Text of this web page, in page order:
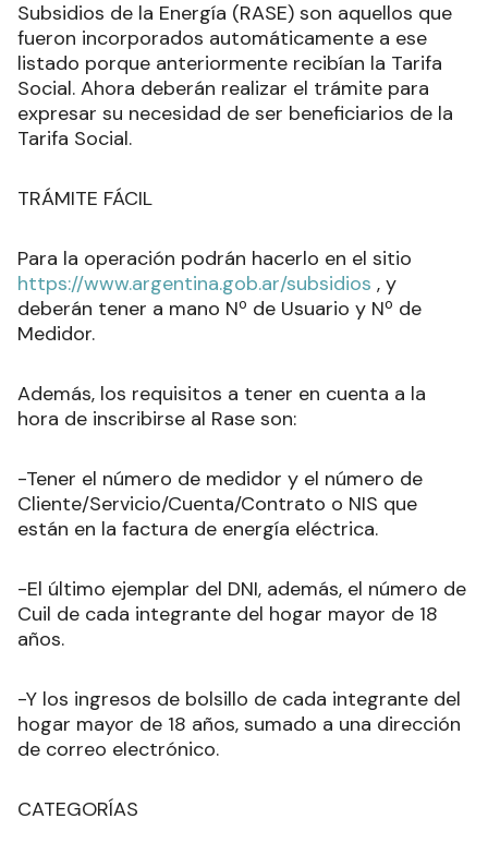
Subsidios de la Energía (RASE) son aquellos que
fueron incorporados automáticamente a ese
listado porque anteriormente recibían la Tarifa
Social. Ahora deberán realizar el trámite para
expresar su necesidad de ser beneficiarios de la
Tarifa Social.
TRÁMITE FÁCIL
Para la operación podrán hacerlo en el sitio
https://www.argentina.gob.ar/subsidios , y
deberán tener a mano Nº de Usuario y Nº de
Medidor.
Además, los requisitos a tener en cuenta a la
hora de inscribirse al Rase son:
-Tener el número de medidor y el número de
Cliente/Servicio/Cuenta/Contrato o NIS que
están en la factura de energía eléctrica.
-El último ejemplar del DNI, además, el número de
Cuil de cada integrante del hogar mayor de 18
años.
-Y los ingresos de bolsillo de cada integrante del
hogar mayor de 18 años, sumado a una dirección
de correo electrónico.
CATEGORÍAS